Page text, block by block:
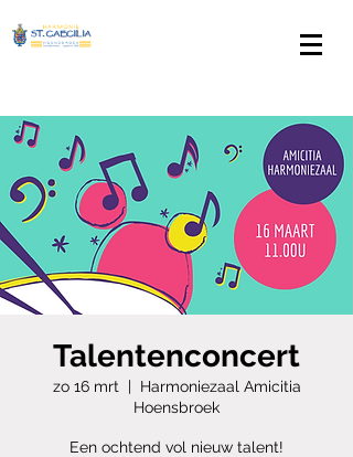
Talentenconcert
zo 16 mrt
  |
Harmoniezaal Amicitia
Hoensbroek
Een ochtend vol nieuw talent!